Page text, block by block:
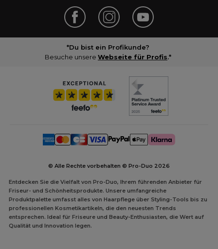
*Du bist ein Profikunde?
Besuche unsere Webseite für Profis.*
© Alle Rechte vorbehalten © Pro-Duo 2026
Entdecken Sie die Vielfalt von Pro-Duo, Ihrem führenden Anbieter für
Friseur- und Schönheitsprodukte. Unsere umfangreiche
Produktpalette umfasst alles von Haarpflege über Styling-Tools bis zu
professionellen Kosmetikartikeln, die den neuesten Trends
entsprechen. Ideal für Friseure und Beauty-Enthusiasten, die Wert auf
Qualität und Innovation legen.